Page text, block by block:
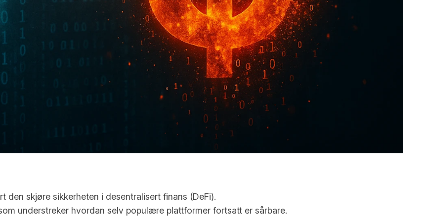
den skjøre sikkerheten i desentralisert finans (DeFi).
understreker hvordan selv populære plattformer fortsatt er sårbare.